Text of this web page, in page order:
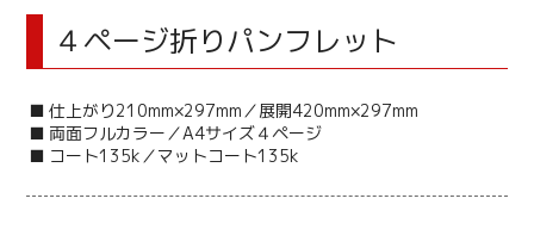
４ページ折りパンフレット
■ 仕上がり210mm×297mm／展開420mm×297mm
■ 両面フルカラー／A4サイズ４ページ
■ コート135k／マットコート135k